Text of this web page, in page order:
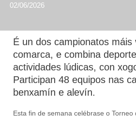
02/06/2026
É un dos campionatos máis
comarca, e combina
actividades lúdicas, con
Participan 48 equipos nas
benxamín e alevín.
Esta fin de semana celébrase o Torneo